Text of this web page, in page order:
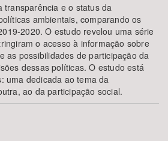
transparência e o status da
ambientais, comparando os
2020. O estudo revelou uma série
o acesso à informação sobre
as possibilidades de participação da
dessas políticas. O estudo está
uma dedicada ao tema da
ao da participação social.